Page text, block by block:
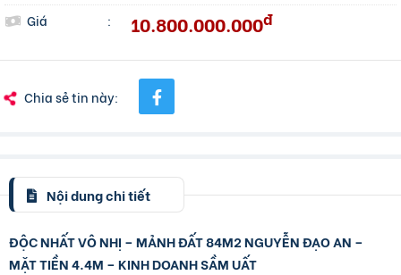
Giá
: 10.800.000.000đ
Chia sẻ tin này:
Nội dung chi tiết
ĐỘC NHẤT VÔ NHỊ – MẢNH ĐẤT 84M2 NGUYỄN ĐẠO AN –
MẶT TIỀN 4.4M – KINH DOANH SẦM UẤT